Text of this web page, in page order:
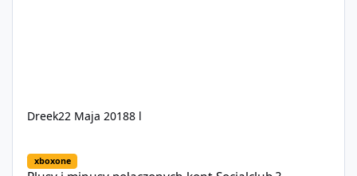
Dreek22 Maja 20188 l
xboxone